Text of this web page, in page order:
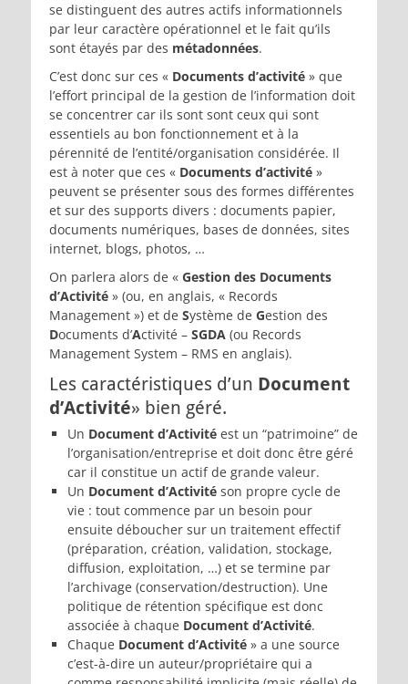
se distinguent des autres actifs informationnels
par leur caractère opérationnel et le fait qu’ils
sont étayés par des métadonnées.
C’est donc sur ces « Documents d’activité » que
l’effort principal de la gestion de l’information doit
se concentrer car ils sont sont ceux qui sont
essentiels au bon fonctionnement et à la
pérennité de l’entité/organisation considérée. Il
est à noter que ces « Documents d’activité »
peuvent se présenter sous des formes différentes
et sur des supports divers : documents papier,
documents numériques, bases de données, sites
internet, blogs, photos, …
On parlera alors de « Gestion des Documents
d’Activité » (ou, en anglais, « Records
Management ») et de Système de Gestion des
Documents d’Activité – SGDA (ou Records
Management System – RMS en anglais).
Les caractéristiques d’un Document
d’Activité» bien géré.
Un Document d’Activité est un “patrimoine” de
l’organisation/entreprise et doit donc être géré
car il constitue un actif de grande valeur.
Un Document d’Activité son propre cycle de
vie : tout commence par un besoin pour
ensuite déboucher sur un traitement effectif
(préparation, création, validation, stockage,
diffusion, exploitation, …) et se termine par
l’archivage (conservation/destruction). Une
politique de rétention spécifique est donc
associée à chaque Document d’Activité.
Chaque Document d’Activité » a une source
c’est-à-dire un auteur/propriétaire qui a